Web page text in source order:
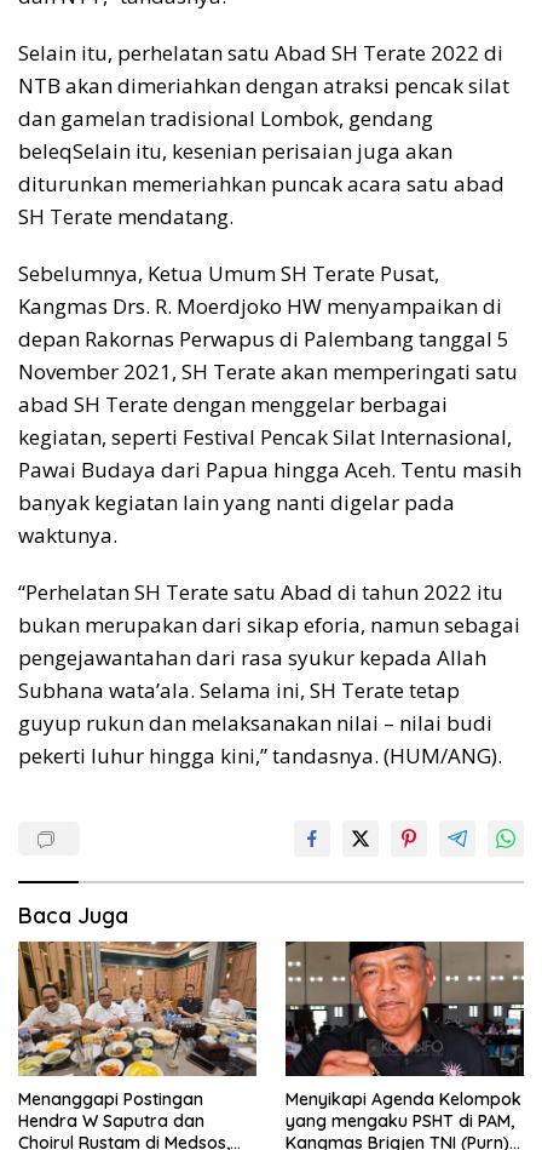
Selain itu, perhelatan satu Abad SH Terate 2022 di
NTB akan dimeriahkan dengan atraksi pencak silat
dan gamelan tradisional Lombok, gendang
beleqSelain itu, kesenian perisaian juga akan
diturunkan memeriahkan puncak acara satu abad
SH Terate mendatang.
Sebelumnya, Ketua Umum SH Terate Pusat,
Kangmas Drs. R. Moerdjoko HW menyampaikan di
depan Rakornas Perwapus di Palembang tanggal 5
November 2021, SH Terate akan memperingati satu
abad SH Terate dengan menggelar berbagai
kegiatan, seperti Festival Pencak Silat Internasional,
Pawai Budaya dari Papua hingga Aceh. Tentu masih
banyak kegiatan lain yang nanti digelar pada
waktunya.
“Perhelatan SH Terate satu Abad di tahun 2022 itu
bukan merupakan dari sikap eforia, namun sebagai
pengejawantahan dari rasa syukur kepada Allah
Subhana wata’ala. Selama ini, SH Terate tetap
guyup rukun dan melaksanakan nilai – nilai budi
pekerti luhur hingga kini,” tandasnya. (HUM/ANG).
Baca Juga
Menanggapi Postingan
Hendra W Saputra dan
Choirul Rustam di Medsos,
Menyikapi Agenda Kelompok
yang mengaku PSHT di PAM,
Kangmas Brigjen TNI (Purn)